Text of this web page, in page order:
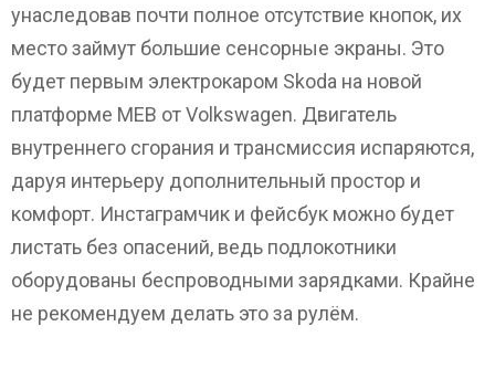
унаследовав почти полное отсутствие кнопок, их
место займут большие сенсорные экраны. Это
будет первым электрокаром Skoda на новой
платформе MEB от Volkswagen. Двигатель
внутреннего сгорания и трансмиссия испаряются,
даруя интерьеру дополнительный простор и
комфорт. Инстаграмчик и фейсбук можно будет
листать без опасений, ведь подлокотники
оборудованы беспроводными зарядками. Крайне
не рекомендуем делать это за рулём.